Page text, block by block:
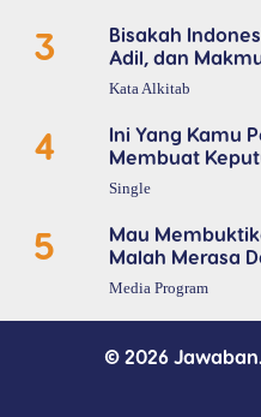
3
Bisakah
Adil, dan
Kata Alkitab
4
Ini Yang Kamu
Membuat
Single
5
Mau
Malah Merasa
Media Program
© 2026